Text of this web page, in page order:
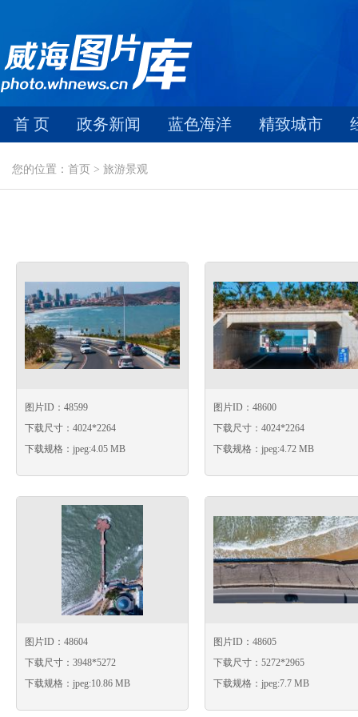
首 页 政务新闻 蓝色海洋 精致城市
您的位置：首页 > 旅游景观
图片ID：48599
下载尺寸：4024*2264
下载规格：jpeg:4.05 MB
图片ID：48600
下载尺寸：4024*2264
下载规格：jpeg:4.72 MB
图片ID：48604
下载尺寸：3948*5272
下载规格：jpeg:10.86 MB
图片ID：48605
下载尺寸：5272*2965
下载规格：jpeg:7.7 MB